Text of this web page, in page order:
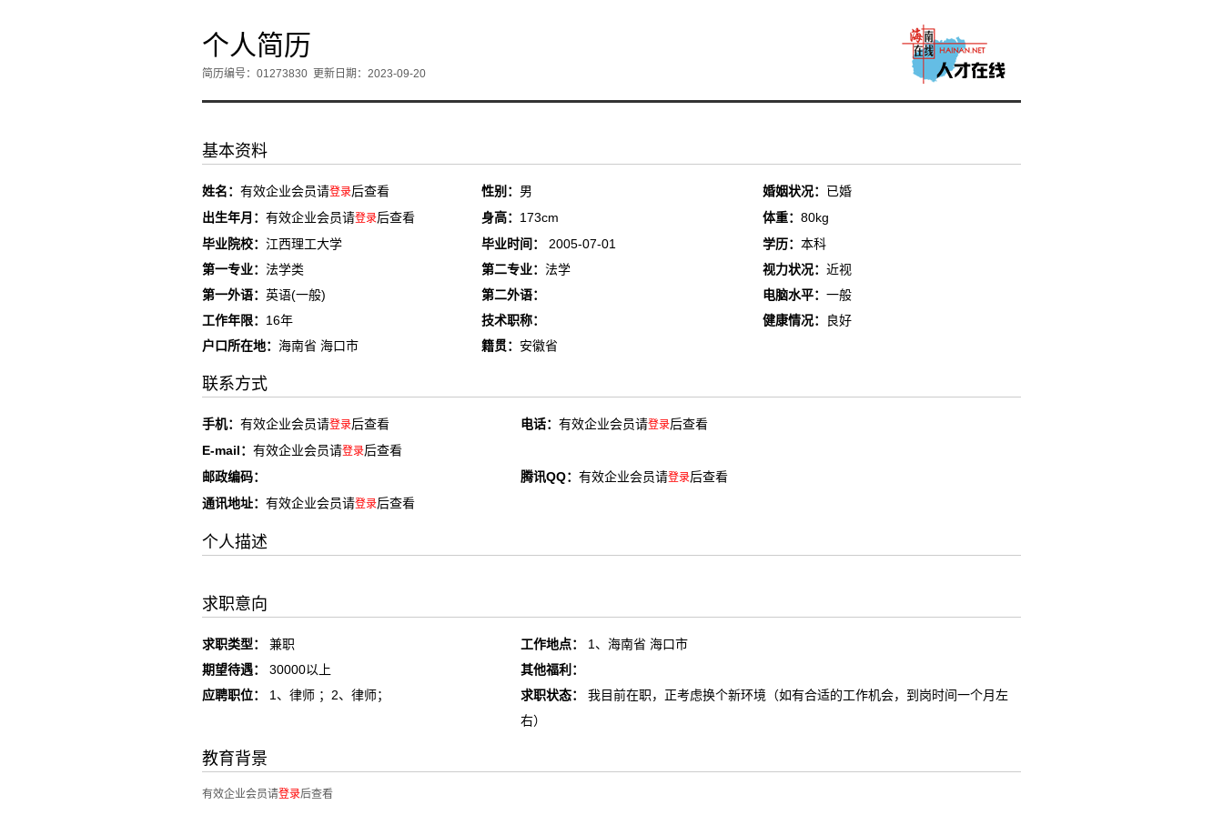
个人简历
简历编号：01273830 更新日期：2023-09-20
基本资料
姓名： 有效企业会员请登录后查看 性别： 男 婚姻状况： 已婚
出生年月： 有效企业会员请登录后查看 身高： 173cm 体重： 80kg
毕业院校： 江西理工大学 毕业时间： 2005-07-01 学历： 本科
第一专业： 法学类 第二专业： 法学 视力状况： 近视
第一外语： 英语(一般) 第二外语： 电脑水平： 一般
工作年限： 16年 技术职称： 健康情况：
良好
户口所在地： 海南省 海口市 籍贯： 安徽省
联系方式
手机： 有效企业会员请登录后查看 电话： 有效企业会员请登录后查看
E-mail： 有效企业会员请登录后查看
邮政编码：
腾讯QQ： 有效企业会员请登录后查看
通讯地址： 有效企业会员请登录后查看
个人描述
求职意向
求职类型： 兼职 工作地点：
1、海南省 海口市
期望待遇：
30000以上
其他福利：
应聘职位：
1、律师 ；2、律师； 求职状态：
我目前在职，正考虑换个新环境（如有合适的工作机会，到岗时间一个月左
右）
教育背景
有效企业会员请登录后查看